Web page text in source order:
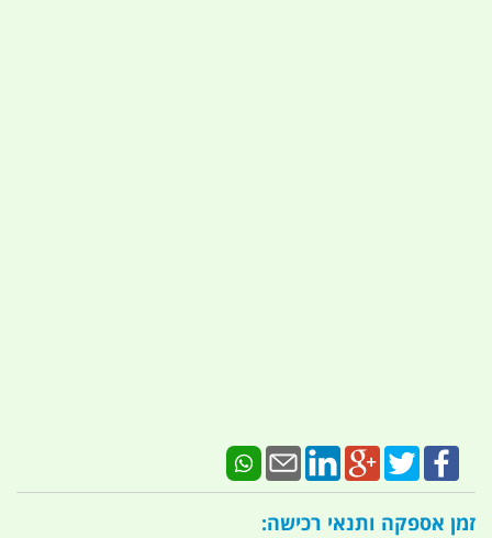
זמן אספקה ותנאי רכישה: